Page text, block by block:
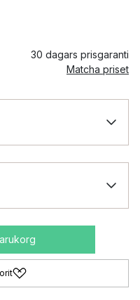
30 dagars prisgaranti
Matcha priset